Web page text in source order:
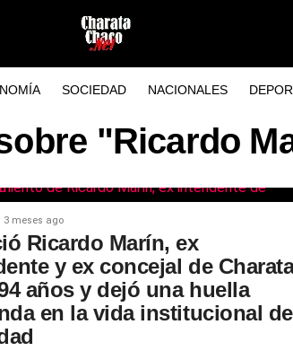
SOCIEDAD NACIONALES
"Ricardo
3 meses ago
Ricardo Marín, ex
y ex concejal de
años y dejó una huella
en la vida institucional de